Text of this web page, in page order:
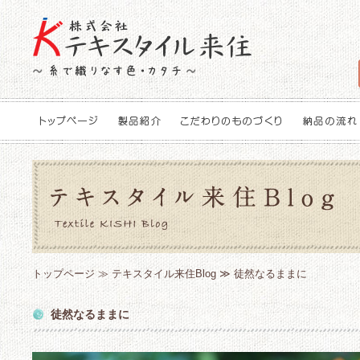
トップページ ≫ テキスタイル来住Blog ≫ 徒然なるままに
徒然なるままに